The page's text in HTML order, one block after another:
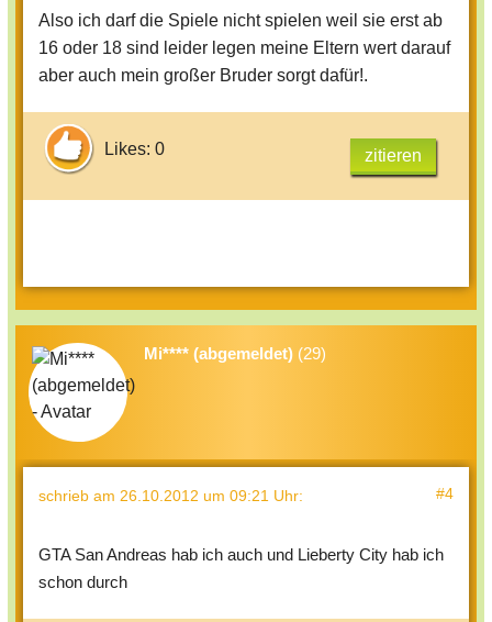
Also ich darf die Spiele nicht spielen weil sie erst ab
16 oder 18 sind leider legen meine Eltern wert darauf
aber auch mein großer Bruder sorgt dafür!.
Likes: 0 zitieren
Mi**** (abgemeldet) (29)
schrieb am 26.10.2012 um 09:21 Uhr: #4
GTA San Andreas hab ich auch und Lieberty City hab ich
schon durch